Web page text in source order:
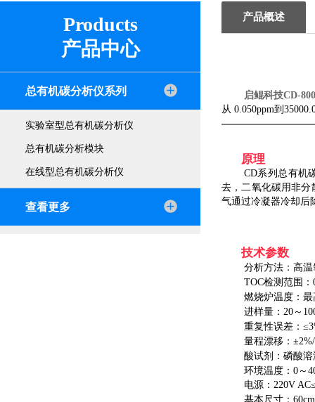
Products
产品中心
总有机碳分析仪系列
实验室型总有机碳分析仪
总有机碳分析模块
在线型总有机碳分析仪
查看更多
产品概述
启鲲科技CD-
从 0.050ppm到
原理
CD系列总有机
去，二氧化碳用非分
气通过冷凝器冷却后
技术参数
分析方法：高温
TOC检测范围：
燃烧炉温度：最
进样量： 20 ～
重复性误差：≤
量程漂移：±
酸试剂：磷酸溶
环境温度： 0 ～
电源： 220V AC
基本尺寸： 60cm